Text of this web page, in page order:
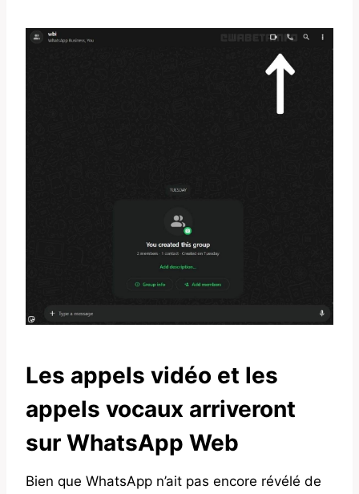
Les appels vidéo et les
appels vocaux arriveront
sur WhatsApp Web
Bien que WhatsApp n’ait pas encore révélé de